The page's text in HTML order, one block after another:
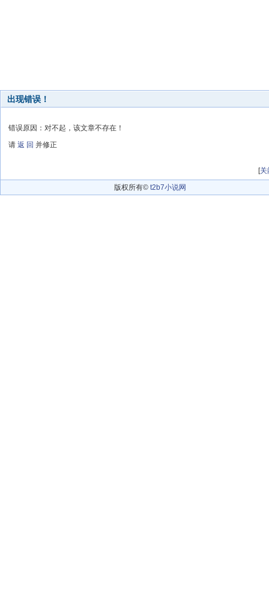
出现错误！
错误原因：对不起，该文章不存在！
请 返 回 并修正
[关
版权所有© t2b7小说网